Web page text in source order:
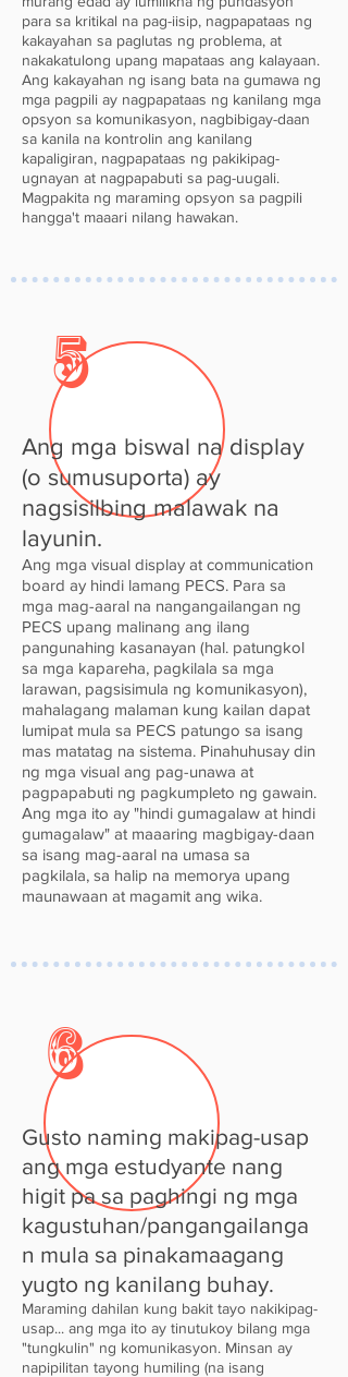
para sa kritikal na pag-iisip, nagpapataas ng
kakayahan sa paglutas ng problema, at
nakakatulong upang mapataas ang kalayaan.
Ang kakayahan ng isang bata na gumawa ng
mga pagpili ay nagpapataas ng kanilang mga
opsyon sa komunikasyon, nagbibigay-daan
sa kanila na kontrolin ang kanilang
kapaligiran, nagpapataas ng pakikipag-
ugnayan at nagpapabuti sa pag-uugali.
Magpakita ng maraming opsyon sa pagpili
hangga't maaari nilang hawakan.
5
Ang mga biswal na display
(o sumusuporta) ay
nagsisilbing malawak na
layunin.
Ang mga visual display at communication
board ay hindi lamang PECS. Para sa
mga mag-aaral na nangangailangan ng
PECS upang malinang ang ilang
pangunahing kasanayan (hal. patungkol
sa mga kapareha, pagkilala sa mga
larawan, pagsisimula ng komunikasyon),
mahalagang malaman kung kailan dapat
lumipat mula sa PECS patungo sa isang
mas matatag na sistema. Pinahuhusay din
ng mga visual ang pag-unawa at
pagpapabuti ng pagkumpleto ng gawain.
Ang mga ito ay "hindi gumagalaw at hindi
gumagalaw" at maaaring magbigay-daan
sa isang mag-aaral na umasa sa
pagkilala, sa halip na memorya upang
maunawaan at magamit ang wika.
6
Gusto naming makipag-usap
ang mga estudyante nang
higit pa sa paghingi ng mga
kagustuhan/pangangailanga
n mula sa pinakamaagang
yugto ng kanilang buhay.
Maraming dahilan kung bakit tayo nakikipag-
usap... ang mga ito ay tinutukoy bilang mga
"tungkulin" ng komunikasyon. Minsan ay
napipilitan tayong humiling (na isang